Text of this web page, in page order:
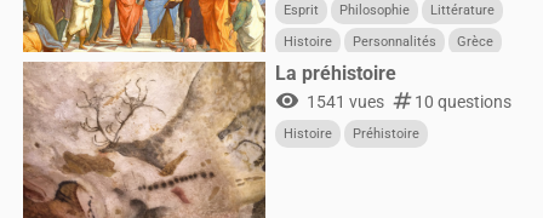
Esprit Philosophie
Littérature
Histoire
Personnalités Grèce
La préhistoire
visibility 1541 vues numbers10 questions
Histoire Préhistoire